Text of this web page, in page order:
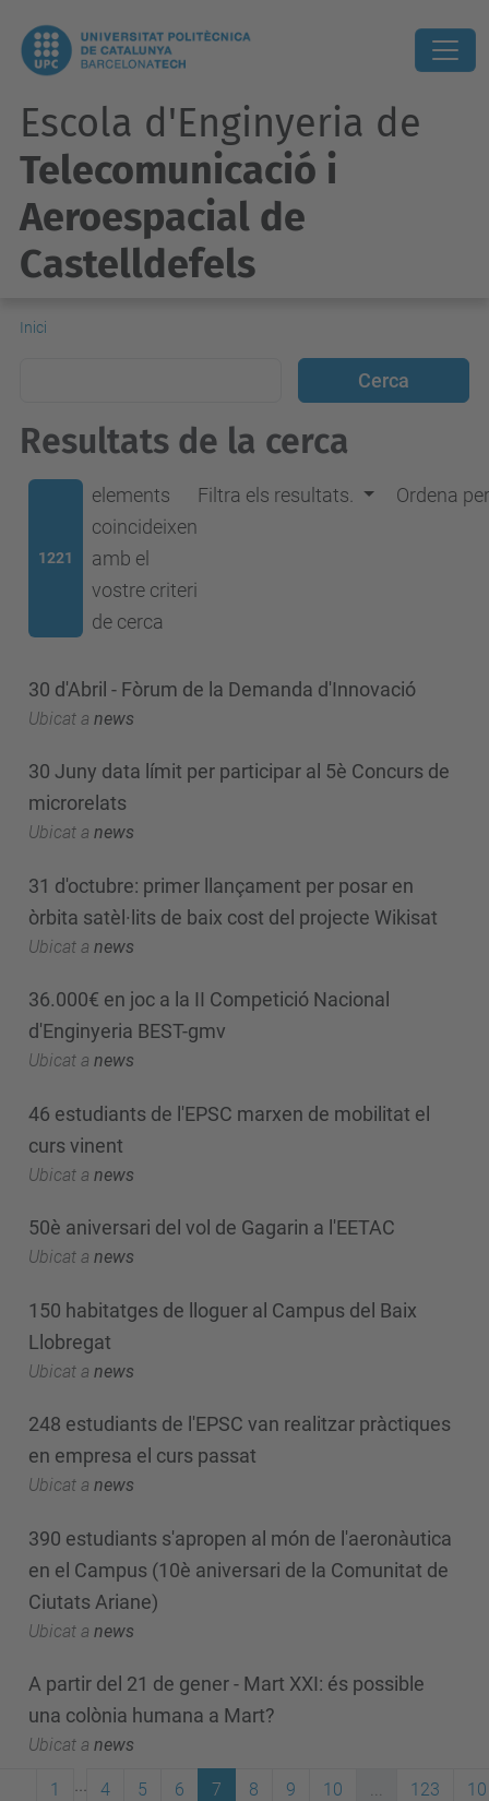
Escola d'Enginyeria de
Telecomunicació i
Aeroespacial de
Castelldefels
Inici
Resultats de la cerca
1221
elements
coincideixen
amb el
vostre criteri
de cerca
Filtra els resultats. Ordena
30 d'Abril - Fòrum de la Demanda d'Innovació
Ubicat a news
30 Juny data límit per participar al 5è Concurs de
microrelats
Ubicat a news
31 d'octubre: primer llançament per posar en
òrbita satèl·lits de baix cost del projecte Wikisat
Ubicat a news
36.000€ en joc a la II Competició Nacional
d'Enginyeria BEST-gmv
Ubicat a news
46 estudiants de l'EPSC marxen de mobilitat el
curs vinent
Ubicat a news
50è aniversari del vol de Gagarin a l'EETAC
Ubicat a news
150 habitatges de lloguer al Campus del Baix
Llobregat
Ubicat a news
248 estudiants de l'EPSC van realitzar pràctiques
en empresa el curs passat
Ubicat a news
390 estudiants s'apropen al món de l'aeronàutica
en el Campus (10è aniversari de la Comunitat de
Ciutats Ariane)
Ubicat a news
A partir del 21 de gener - Mart XXI: és possible
una colònia humana a Mart?
Ubicat a news
1 4 5 6 7 8 9 10 ... 123
10